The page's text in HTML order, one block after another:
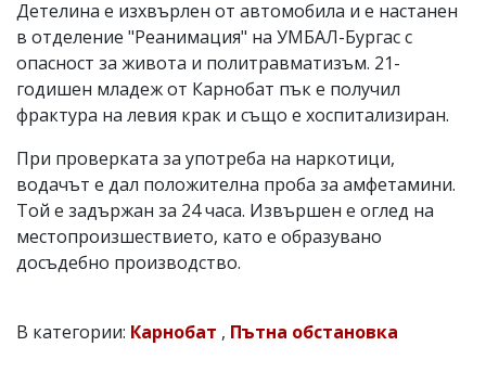
Детелина е изхвърлен от автомобила и е настанен
в отделение "Реанимация" на УМБАЛ-Бургас с
опасност за живота и политравматизъм. 21-
годишен младеж от Карнобат пък е получил
фрактура на левия крак и също е хоспитализиран.
При проверката за употреба на наркотици,
водачът е дал положителна проба за амфетамини.
Той е задържан за 24 часа. Извършен е оглед на
местопроизшествието, като е образувано
досъдебно производство.
В категории: Карнобат , Пътна обстановка